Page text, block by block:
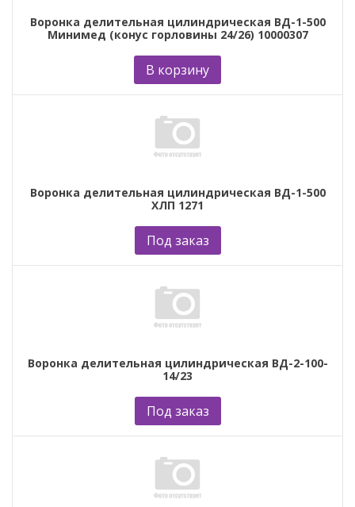
Воронка делительная цилиндрическая ВД-1-500
Минимед (конус горловины 24/26) 10000307
В корзину
Воронка делительная цилиндрическая ВД-1-500
ХЛП 1271
Под заказ
Воронка делительная цилиндрическая ВД-2-100-
14/23
Под заказ